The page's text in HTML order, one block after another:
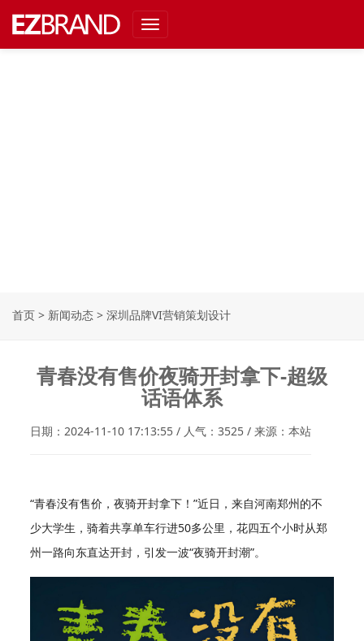
Toggle
navigation
首页 > 新闻动态 > 深圳品牌VI营销策划设计
青春没有售价夜骑开封拿下-超级
话语体系
日期：2024-11-10 17:13:55 / 人气：3525 / 来源：本站
“青春没有售价，夜骑开封拿下！”近日，来自河南郑州的不
少大学生，骑着共享单车行进50多公里，花四五个小时从郑
州一路向东直达开封，引发一波“夜骑开封潮”。